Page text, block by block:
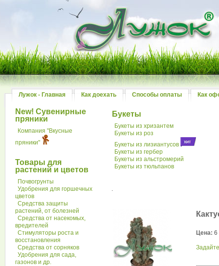
Лужок - Главная Как доехать Способы оплаты Как
New! Сувенирные
пряники
Компания "Вкусные
пряники"
Товары для
растений и цветов
Почвогрунты
Удобрения для горшечных
цветов
Средства защиты
растений, от болезней
Средства от насекомых,
вредителей
Стимуляторы роста и
восстановления
Средства от сорняков
Удобрения для сада,
газонов и др.
Букеты
Букеты из хризантем
Букеты из роз
Букеты из лизиантусов
Букеты из гербер
Букеты из альстромерий
Букеты из тюльпанов
.
Цена: 6